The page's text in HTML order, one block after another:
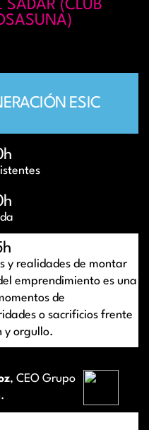
SADAR (CLUB
ESIC
y realidades de montar
emprendimiento es una
de
o sacrificios frente
y orgullo.
, CEO Grupo